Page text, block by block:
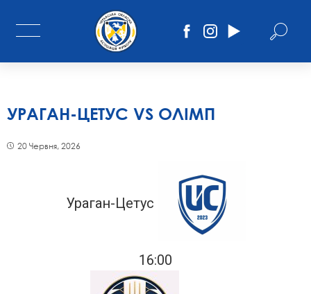
УРАГАН-ЦЕТУС VS ОЛІМП
20 Червня, 2026
Ураган-Цетус
16:00